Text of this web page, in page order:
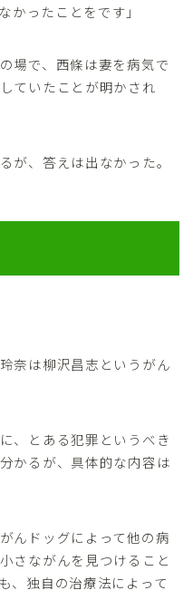
かったことをです」
場で、西條は妻を病気で
ていたことが明かされ
が、答えは出なかった。
奈は柳沢昌志というがん
、とある犯罪というべき
かるが、具体的な内容は
んドッグによって他の病
さながんを見つけること
、独自の治療法によって